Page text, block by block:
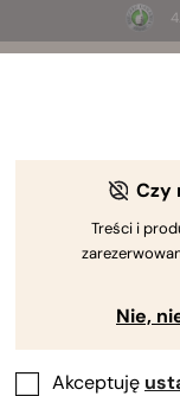
na
Sprzęt i
Uprzyjemnij
wysokiej jakości
swoje rytuały i
powiększającej
akcesoriów.
najlepszego
Czy
Treści i
Nie,
Akceptuję